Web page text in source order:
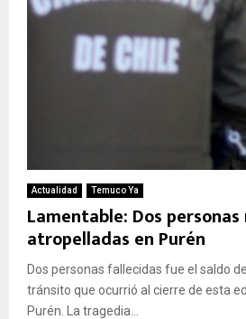
Actualidad Temuco Ya
Lamentable: Dos
atropelladas en Purén
Dos personas fallecidas fue el saldo
tránsito que ocurrió al cierre de esta
Purén. La tragedia...